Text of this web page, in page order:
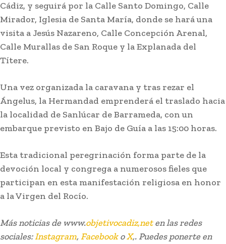
Lo más leído
Actualidad
José Manuel Soto ataca a Pedro Sánchez: «Es
una pesadilla interminable que este país no se
Cádiz, y seguirá por la Calle Santo Domingo, Calle
Mirador, Iglesia de Santa María, donde se hará una
visita a Jesús Nazareno, Calle Concepción Arenal,
Calle Murallas de San Roque y la Explanada del
Títere.
Una vez organizada la caravana y tras rezar el
Ángelus, la Hermandad emprenderá el traslado hacia
la localidad de Sanlúcar de Barrameda, con un
embarque previsto en Bajo de Guía a las 15:00 horas.
Esta tradicional peregrinación forma parte de la
devoción local y congrega a numerosos fieles que
participan en esta manifestación religiosa en honor
a la Virgen del Rocío.
Más noticias de www.objetivocadiz,neten las redes
sociales:Instagram, FacebookoX,. Puedes ponerte en